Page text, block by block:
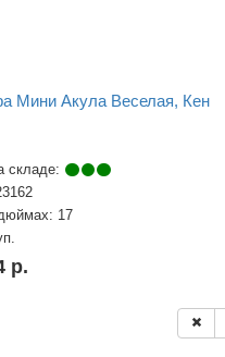
Мини Акула Веселая, Кен
складе:
17
р.